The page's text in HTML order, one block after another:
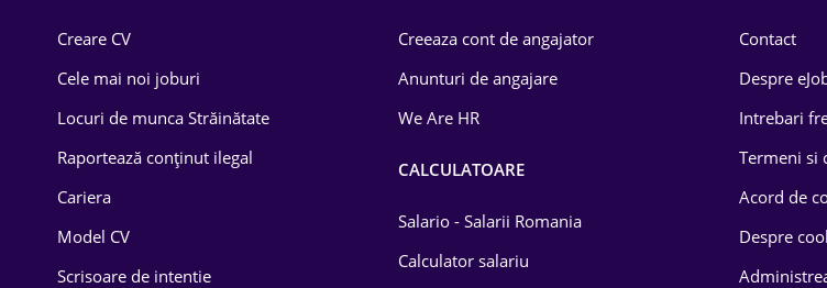
Drept
Educație / Training
Energetică
Farma
Creare CV
Cele mai noi joburi
Locuri de munca Străinătate
Raportează conținut ilegal
Cariera
Model CV
Scrisoare de intentie
Creeaza cont de angajator
Anunturi de angajare
We Are HR
CALCULATOARE
Salario - Salarii Romania
Calculator salariu
Contact
Despre
Intrebari
Termeni si
Acord de
Despre